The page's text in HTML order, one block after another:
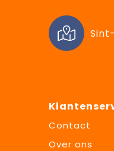
Contact
Over ons